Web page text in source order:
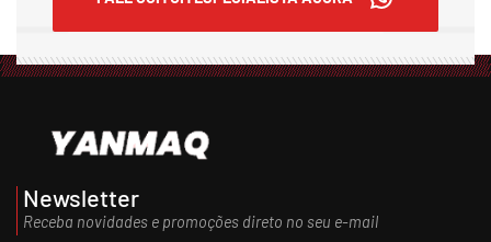
Newsletter
Receba novidades e promoções direto no seu e-mail